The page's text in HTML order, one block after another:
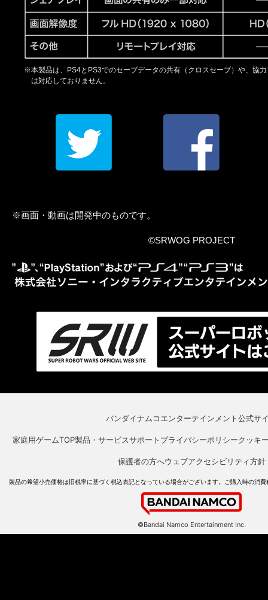
※本製品は、PS4とPS3でのセーブデータの共有（クロスセーブ）や、協
は対応しておりません。
※画面・動画は開発中のものです。
©SRWOG PROJECT
バンダイナムコエンターテインメント公式サ
家庭用ゲームTOP製品・サービスサポート プライバシーポリシークッキ
保護者の方へウェブアクセシビリティ方針
製品の希望小売価格は旧税率に基づく税込表記となっている場合がございます。ご購入時の消
©Bandai Namco Entertainment Inc.